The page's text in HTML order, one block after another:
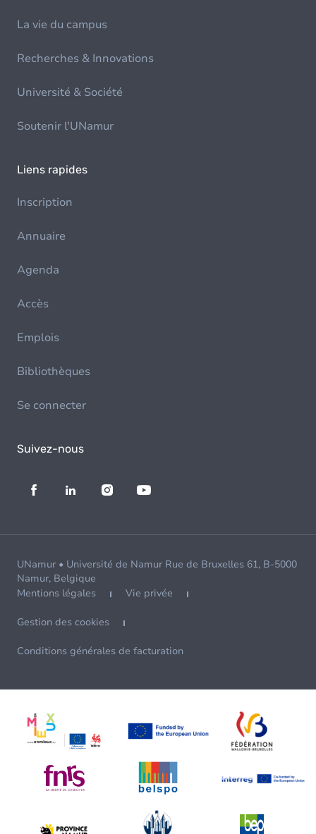
La vie du campus
Recherches & Innovations
Université & Société
Soutenir l'UNamur
Liens rapides
Inscription
Annuaire
Agenda
Accès
Emplois
Bibliothèques
Se connecter
Suivez-nous
UNamur • Université de Namur Rue de Bruxelles 61, B-5000
Namur, Belgique
Mentions légales
Vie privée
Gestion des cookies
Conditions générales de facturation